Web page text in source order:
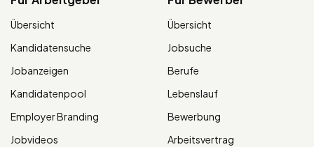
Übersicht
Kandidatensuche
Jobanzeigen
Kandidatenpool
Employer Branding
Jobvideos
Übersicht
Jobsuche
Berufe
Lebenslauf
Bewerbung
Arbeitsvertrag